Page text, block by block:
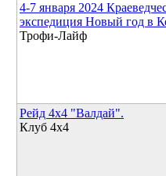
4-7 января 2024
экспедиция Новый год в
Трофи-Лайф
Рейд 4х4 "Валдай".
Клуб 4х4